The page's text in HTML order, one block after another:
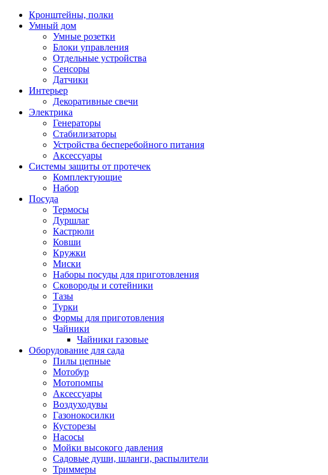
Кронштейны, полки
Умный дом
Умные розетки
Блоки управления
Отдельные устройства
Сенсоры
Датчики
Интерьер
Декоративные свечи
Электрика
Генераторы
Стабилизаторы
Устройства бесперебойного питания
Аксессуары
Системы защиты от протечек
Комплектующие
Набор
Посуда
Термосы
Дуршлаг
Кастрюли
Ковши
Кружки
Миски
Наборы посуды для приготовления
Сковороды и сотейники
Тазы
Турки
Формы для приготовления
Чайники
Чайники газовые
Оборудование для сада
Пилы цепные
Мотобур
Мотопомпы
Аксессуары
Воздуходувы
Газонокосилки
Кусторезы
Насосы
Мойки высокого давления
Садовые души, шланги, распылители
Триммеры